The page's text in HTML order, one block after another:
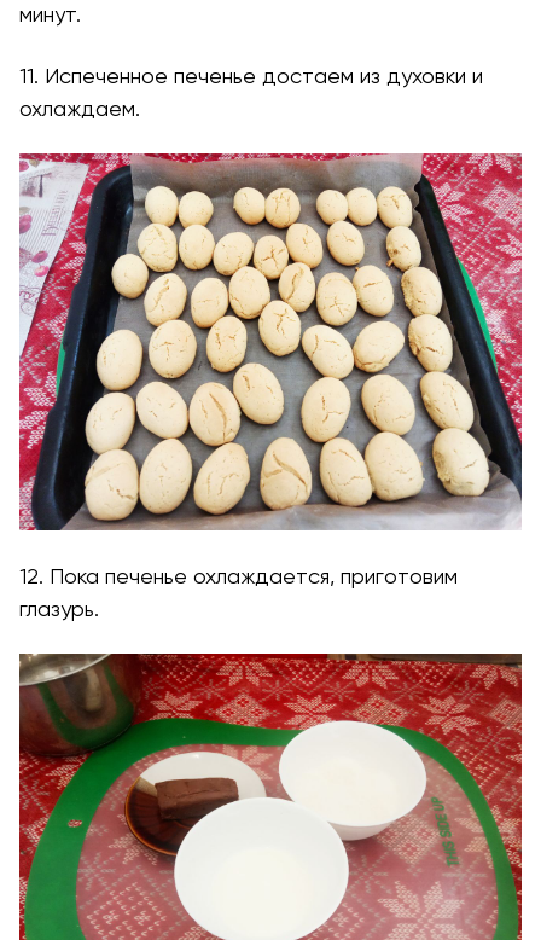
минут.
11. Испеченное печенье достаем из духовки и
охлаждаем.
12. Пока печенье охлаждается, приготовим
глазурь.